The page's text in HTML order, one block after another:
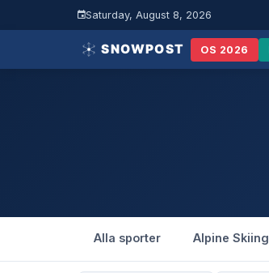
Saturday, August 8, 2026
OS 2026
Alla sporter Alpine Skiing